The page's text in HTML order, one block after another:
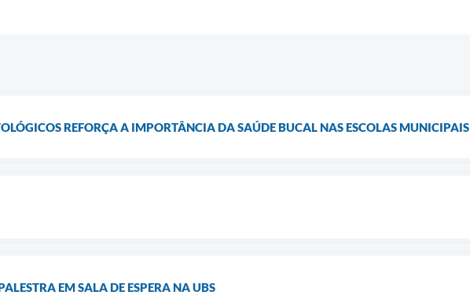
REFORÇA A IMPORTÂNCIA DA SAÚDE BUCAL NAS ESCOLAS MUNICIPAIS
EM SALA DE ESPERA NA UBS